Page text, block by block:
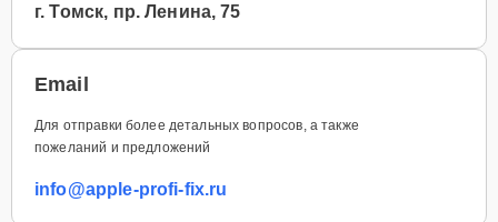
г. Томск, пр. Ленина, 75
Email
Для отправки более детальных вопросов, а также
пожеланий и предложений
info@apple-profi-fix.ru